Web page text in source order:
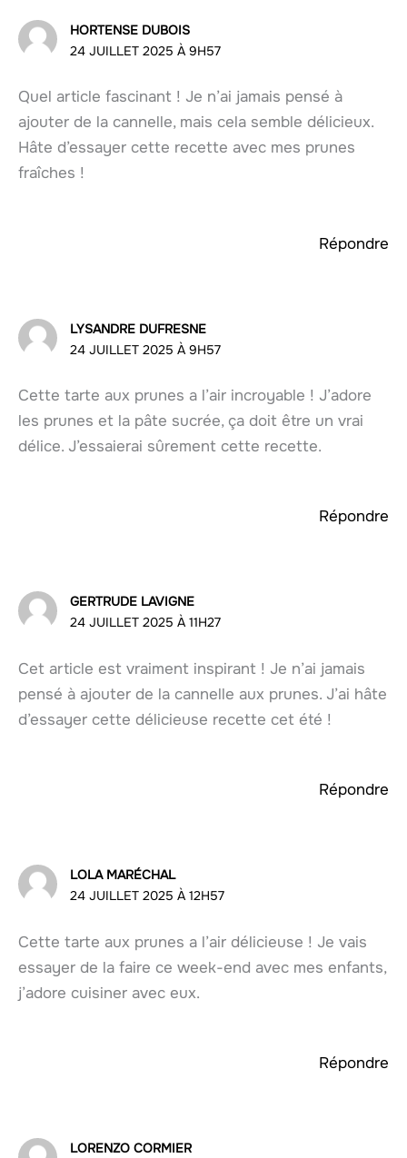
HORTENSE DUBOIS
24 JUILLET 2025 À 9H57
Quel article fascinant ! Je n’ai jamais pensé à
ajouter de la cannelle, mais cela semble délicieux.
Hâte d’essayer cette recette avec mes prunes
fraîches !
Répondre
LYSANDRE DUFRESNE
24 JUILLET 2025 À 9H57
Cette tarte aux prunes a l’air incroyable ! J’adore
les prunes et la pâte sucrée, ça doit être un vrai
délice. J’essaierai sûrement cette recette.
Répondre
GERTRUDE LAVIGNE
24 JUILLET 2025 À 11H27
Cet article est vraiment inspirant ! Je n’ai jamais
pensé à ajouter de la cannelle aux prunes. J’ai hâte
d’essayer cette délicieuse recette cet été !
Répondre
LOLA MARÉCHAL
24 JUILLET 2025 À 12H57
Cette tarte aux prunes a l’air délicieuse ! Je vais
essayer de la faire ce week-end avec mes enfants,
j’adore cuisiner avec eux.
Répondre
LORENZO CORMIER